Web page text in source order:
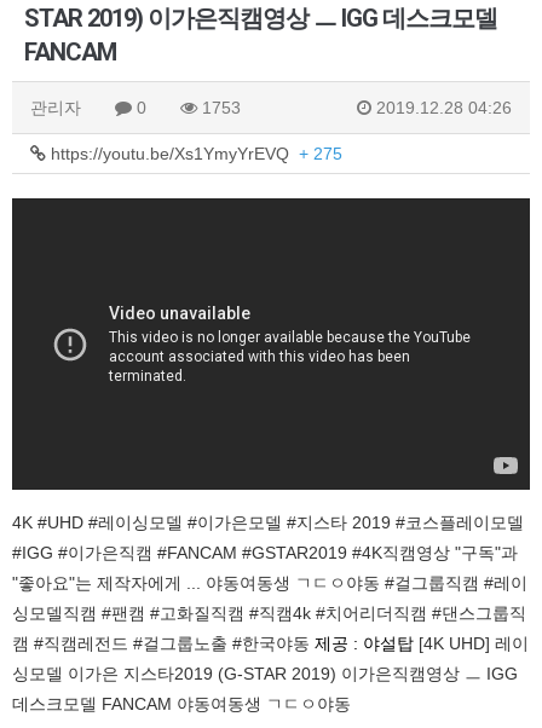
STAR 2019) 이가은직캠영상 ㅡ IGG 데스크모델
FANCAM
관리자 0 1753 2019.12.28 04:26
https://youtu.be/Xs1YmyYrEVQ + 275
4K #UHD #레이싱모델 #이가은모델 #지스타 2019 #코스플레이모델
#IGG #이가은직캠 #FANCAM #GSTAR2019 #4K직캠영상 "구독"과
"좋아요"는 제작자에게 ... 야동여동생 ㄱㄷㅇ야동 #걸그룹직캠 #레이
싱모델직캠 #팬캠 #고화질직캠 #직캠4k #치어리더직캠 #댄스그룹직
캠 #직캠레전드 #걸그룹노출 #한국야동 제공 : 야설탑 [4K UHD] 레이
싱모델 이가은 지스타2019 (G-STAR 2019) 이가은직캠영상 ㅡ IGG
데스크모델 FANCAM 야동여동생 ㄱㄷㅇ야동